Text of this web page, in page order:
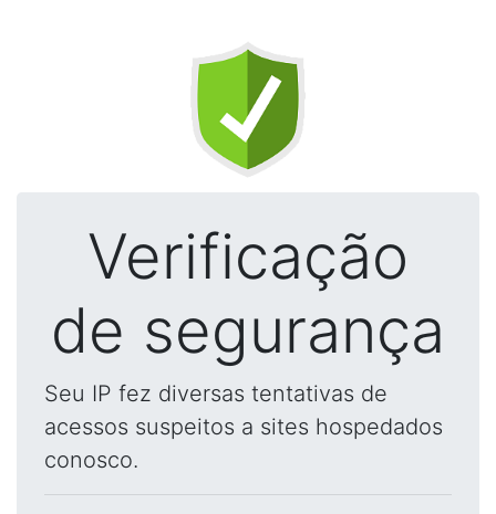
Verificação
de segurança
Seu IP fez diversas tentativas de
acessos suspeitos a sites hospedados
conosco.